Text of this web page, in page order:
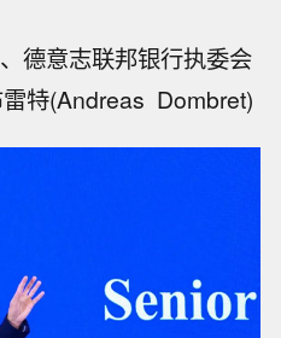
德意志联邦银行执委会
特(Andreas Dombret)